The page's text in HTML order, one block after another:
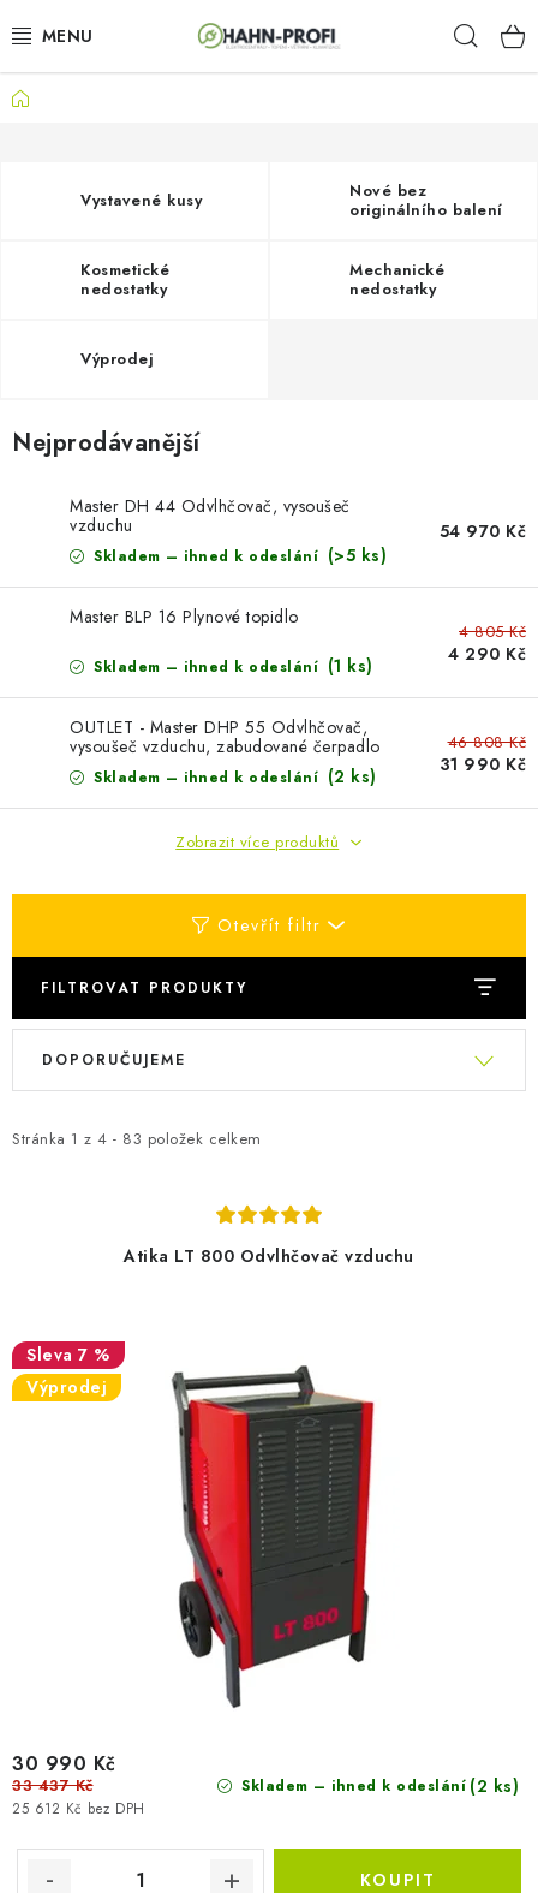
na
KLIMATIZACE
STAVEBNÍ TECHNIKA
AKU NÁŘADÍ
OUTLET
Obchodní podmínky FAQ Servis Reklamace
Kontakty
Ceny přepravy
Ochrana osobních údajů
Náhradní díly Könner & Söhnen
Reklamační řád
Zpětný odběr elektrozařízení a baterií
Domů
Vystavené kusy
Nové bez
originálního balení
Kosmetické
nedostatky
Mechanické
nedostatky
Výprodej
Nejprodávanější
Master DH 44 Odvlhčovač, vysoušeč
vzduchu
Skladem – ihned k odeslání (>5 ks)
54 970 Kč
Master BLP 16 Plynové topidlo
Skladem – ihned k odeslání (1 ks)
4 805 Kč
4 290 Kč
OUTLET - Master DHP 55 Odvlhčovač,
vysoušeč vzduchu, zabudované čerpadlo
pro kondenzátu
Skladem – ihned k odeslání (2 ks)
46 808 Kč
31 990 Kč
Zobrazit více produktů
Otevřít filtr
FILTROVAT PRODUKTY
V
i
u
k
t
Stránka 1 z 4 - 83 položek celkem
Ř
e
d
u
k
DOPORUČUJEME
Atika LT 800 Odvlhčovač vzduchu
7 %
Výprodej
Skladem – ihned k odeslání (2 ks)
25 612 Kč bez DPH
30 990 Kč
33 437 Kč